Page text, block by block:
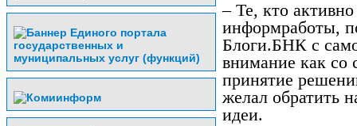
– Те, кто активно
информработы,
Блоги.БНК с
внимание как со
принятие
желал обратить
идеи.